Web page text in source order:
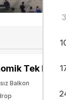
3
Tek
Balkon